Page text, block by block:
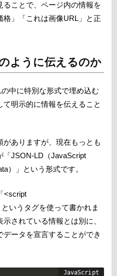
ことで、ページ内の情報を
格」「これは画像URL」と正
ように伝えるのか
中に特別な形式で埋め込む
明示的に情報を伝えること
ありますが、現在もっとも
「JSON-LD（JavaScript
）」という形式です。
<script
いうタグを使って書かれま
されている情報とは別に、
ータを宣言することができ